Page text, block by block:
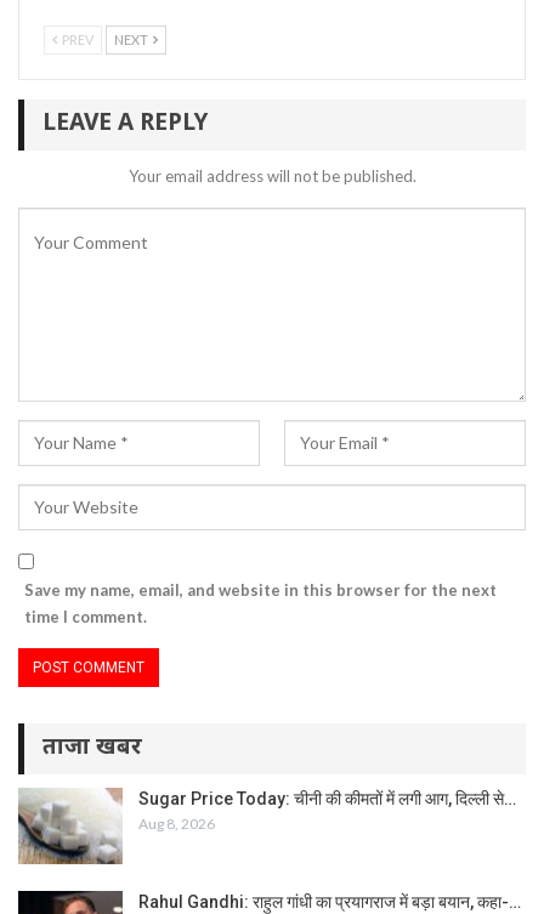
PREV NEXT
LEAVE A REPLY
Your email address will not be published.
Save my name, email, and website in this browser for the next
time I comment.
ताजा खबर
Sugar Price Today: चीनी की कीमतों में लगी आग, दिल्ली से…
Aug 8, 2026
Rahul Gandhi: राहुल गांधी का प्रयागराज में बड़ा बयान, कहा-…